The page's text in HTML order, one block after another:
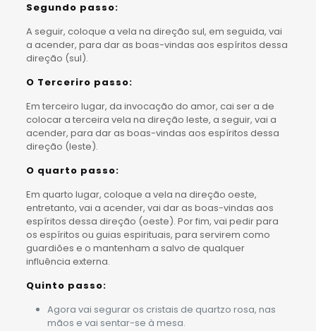
Segundo passo:
A seguir, coloque a vela na direção sul, em seguida, vai
a acender, para dar as boas-vindas aos espíritos dessa
direção (sul).
O Terceriro passo:
Em terceiro lugar, da invocação do amor, cai ser a de
colocar a terceira vela na direção leste, a seguir, vai a
acender, para dar as boas-vindas aos espíritos dessa
direção (leste).
O quarto passo:
Em quarto lugar, coloque a vela na direção oeste,
entretanto, vai a acender, vai dar as boas-vindas aos
espíritos dessa direção (oeste). Por fim, vai pedir para
os espíritos ou guias espirituais, para servirem como
guardiões e o mantenham a salvo de qualquer
influência externa.
Quinto passo:
Agora vai segurar os cristais de quartzo rosa, nas
mãos e vai sentar-se à mesa.